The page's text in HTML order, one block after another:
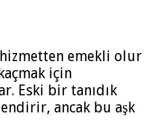
emekli olur
için
Eski bir tanıdık
ancak bu aşk